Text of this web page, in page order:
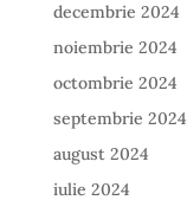
decembrie 2024
noiembrie 2024
octombrie 2024
septembrie 2024
august 2024
iulie 2024